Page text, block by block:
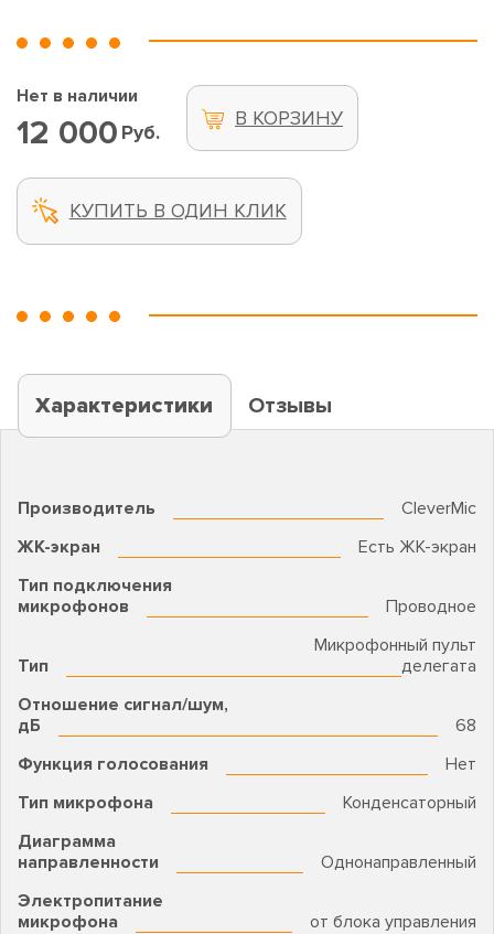
Нет в наличии
12 000 Руб.
В КОРЗИНУ
КУПИТЬ В ОДИН КЛИК
Характеристики Отзывы
Производитель
CleverMic
ЖК-экран
Есть ЖК-экран
Тип подключения
микрофонов
Проводное
Тип
Микрофонный пульт
делегата
Отношение сигнал/шум,
дБ
68
Функция голосования
Нет
Тип микрофона
Конденсаторный
Диаграмма
направленности
Однонаправленный
Электропитание
микрофона
от блока управления